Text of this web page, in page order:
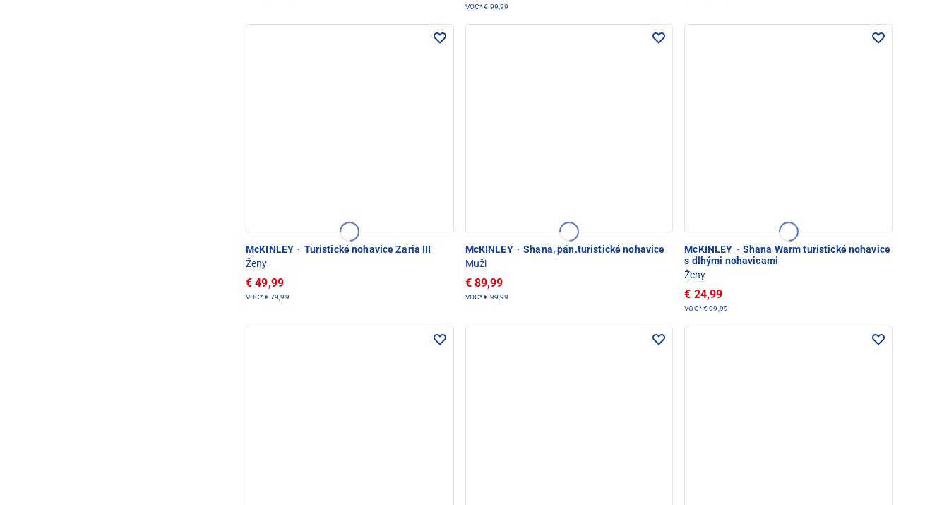
VOC*€ 99,99
McKINLEY · Turistické nohavice Zaria III
Ženy
€ 49,99
VOC* € 79,99
McKINLEY · Shana, pán.turistické nohavice
Muži
€ 89,99
VOC*€ 99,99
McKINLEY · Shana Warm turistické nohavice
s dlhými nohavicami
Ženy
€ 24,99
VOC*€ 99,99